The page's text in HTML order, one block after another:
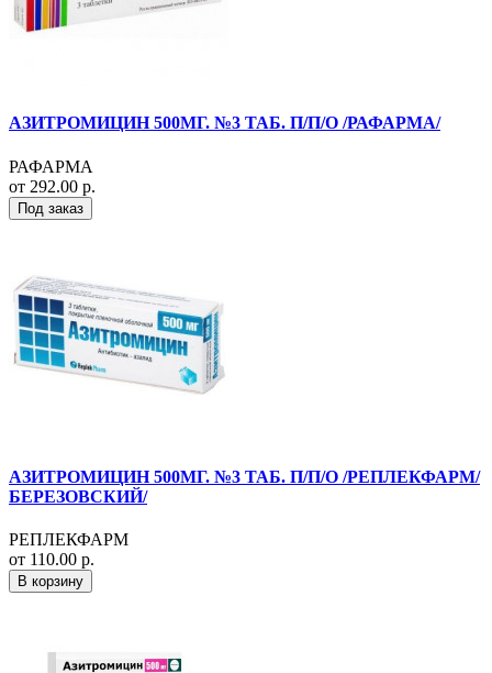
АЗИТРОМИЦИН 500МГ. №3 ТАБ. П/П/О /РАФАРМА/
РАФАРМА
от 292.00 р.
Под заказ
АЗИТРОМИЦИН 500МГ. №3 ТАБ. П/П/О /РЕПЛЕКФАРМ/
БЕРЕЗОВСКИЙ/
РЕПЛЕКФАРМ
от 110.00 р.
В корзину